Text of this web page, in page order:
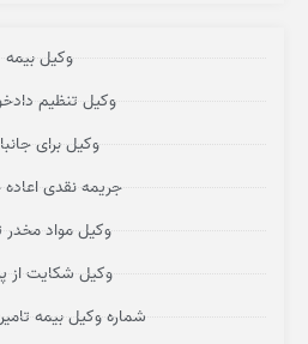
وکیل بیمه
وکیل تنظیم
وکیل برای
جریمه نقدی
وکیل مواد مخدر
وکیل شکایت از
شماره وکیل بیمه